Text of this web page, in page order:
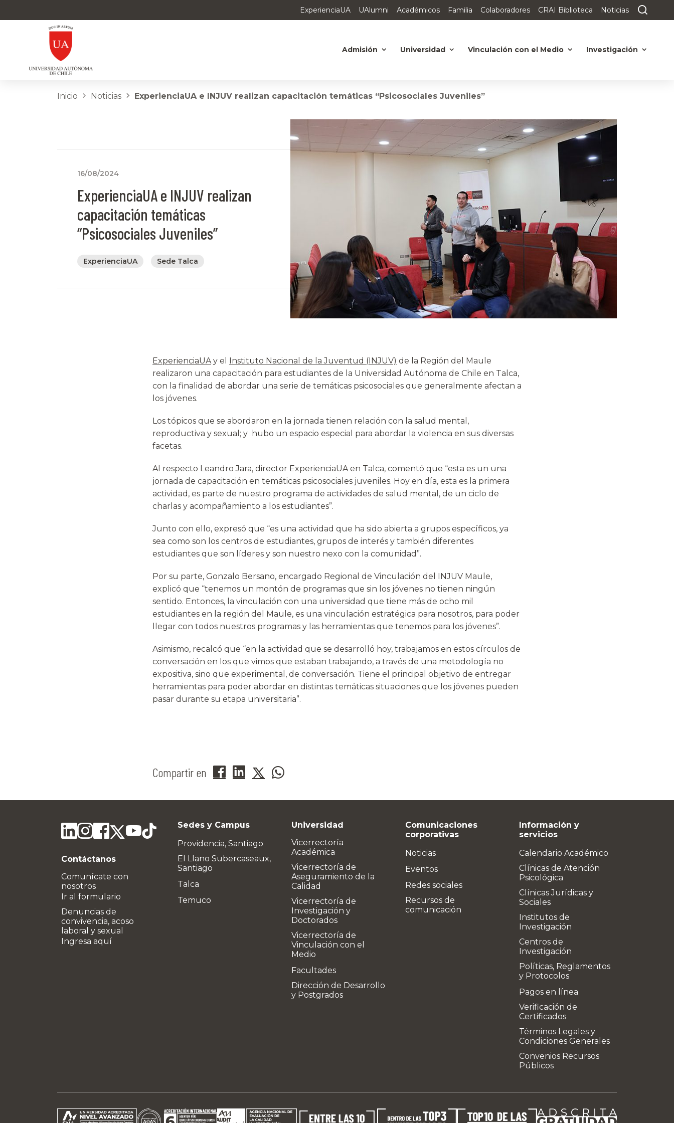
ExperienciaUA UAlumni Académicos Familia Colaboradores CRAI Biblioteca Noticias
Admisión Universidad Vinculación con el Medio Investigación
Inicio Noticias ExperienciaUA e INJUV realizan capacitación temáticas “Psicosociales Juveniles”
16/08/2024
ExperienciaUA e INJUV realizan
capacitación temáticas
“Psicosociales Juveniles”
ExperienciaUA Sede Talca
ExperienciaUAy el Instituto Nacional de la Juventud (INJUV) de la Región del Maule
realizaron una capacitación para estudiantes de la Universidad Autónoma de Chile en Talca,
con la finalidad de abordar una serie de temáticas psicosociales que generalmente afectan a
los jóvenes.
Los tópicos que se abordaron en la jornada tienen relación con la salud mental,
reproductiva y sexual; y hubo un espacio especial para abordar la violencia en sus diversas
facetas.
Al respecto Leandro Jara, director ExperienciaUA en Talca, comentó que “esta es un una
jornada de capacitación en temáticas psicosociales juveniles. Hoy en día, esta es la primera
actividad, es parte de nuestro programa de actividades de salud mental, de un ciclo de
charlas y acompañamiento a los estudiantes”.
Junto con ello, expresó que “es una actividad que ha sido abierta a grupos específicos, ya
sea como son los centros de estudiantes, grupos de interés y también diferentes
estudiantes que son líderes y son nuestro nexo con la comunidad”.
Por su parte, Gonzalo Bersano, encargado Regional de Vinculación del INJUV Maule,
explicó que “tenemos un montón de programas que sin los jóvenes no tienen ningún
sentido. Entonces, la vinculación con una universidad que tiene más de ocho mil
estudiantes en la región del Maule, es una vinculación estratégica para nosotros, para poder
llegar con todos nuestros programas y las herramientas que tenemos para los jóvenes”.
Asimismo, recalcó que “en la actividad que se desarrolló hoy, trabajamos en estos círculos de
conversación en los que vimos que estaban trabajando, a través de una metodología no
expositiva, sino que experimental, de conversación. Tiene el principal objetivo de entregar
herramientas para poder abordar en distintas temáticas situaciones que los jóvenes pueden
pasar durante su etapa universitaria”.
Compartir en
Contáctanos
Comunícate con
nosotros
Ir al formulario
Denuncias de
convivencia, acoso
laboral y sexual
Ingresa aquí
Sedes y Campus
Providencia, Santiago
El Llano Subercaseaux,
Santiago
Talca
Temuco
Universidad
Vicerrectoría
Académica
Vicerrectoría de
Aseguramiento de la
Calidad
Vicerrectoría de
Investigación y
Doctorados
Vicerrectoría de
Vinculación con el
Medio
Facultades
Dirección de Desarrollo
y Postgrados
Comunicaciones
corporativas
Noticias
Eventos
Redes sociales
Recursos de
comunicación
Información y
servicios
Calendario Académico
Clínicas de Atención
Psicológica
Clínicas Jurídicas y
Sociales
Institutos de
Investigación
Centros de
Investigación
Políticas, Reglamentos
y Protocolos
Pagos en línea
Verificación de
Certificados
Términos Legales y
Condiciones Generales
Convenios Recursos
Públicos